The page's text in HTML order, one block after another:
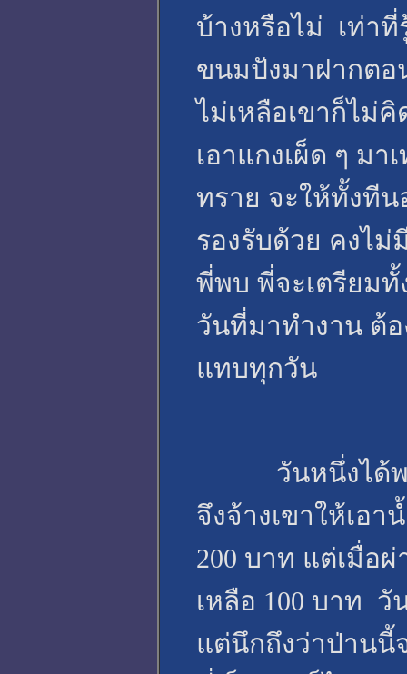
บ้างหรือไม่ เท่า
ขนมปังมาฝากต
ไม่เหลือเขาก็ไม่
เอาแกงเผ็ด ๆ ม
ทราย จะให้ทั้งที
รองรับด้วย คงไม่
พี่พบ พี่จะเตรียม
วันที่มาทำงาน ต้อ
แทบทุกวัน
วันหนึ่งได้พบกั
จึงจ้างเขาให้เอ
200 บาท แต่เมื่อ
เหลือ 100 บาท วั
แต่นึกถึงว่าป่านนี้